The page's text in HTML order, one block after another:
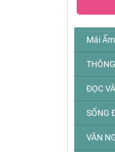
Mái
ĐỌC
SỐNG
VĂN